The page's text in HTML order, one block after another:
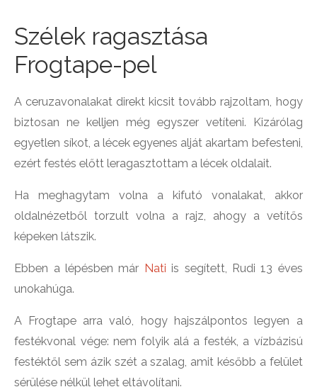
Szélek ragasztása
Frogtape-pel
A ceruzavonalakat direkt kicsit tovább rajzoltam, hogy
biztosan ne kelljen még egyszer vetíteni. Kizárólag
egyetlen síkot, a lécek egyenes alját akartam befesteni,
ezért festés előtt leragasztottam a lécek oldalait.
Ha meghagytam volna a kifutó vonalakat, akkor
oldalnézetből torzult volna a rajz, ahogy a vetítős
képeken látszik.
Ebben a lépésben már Nati is segített, Rudi 13 éves
unokahúga.
A Frogtape arra való, hogy hajszálpontos legyen a
festékvonal vége: nem folyik alá a festék, a vízbázisú
festéktől sem ázik szét a szalag, amit később a felület
sérülése nélkül lehet eltávolítani.